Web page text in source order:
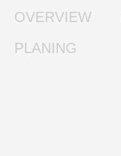
OVERVIEW
PLANING